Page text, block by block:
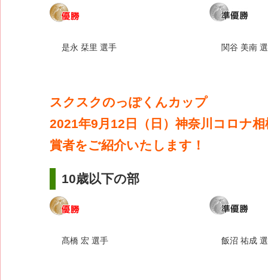
是永 栞里 選手 関谷 美南
スクスクのっぽくんカップ
2021年9月12日（日）神奈川コロナ
賞者をご紹介いたします！
10歳以下の部
髙橋 宏 選手 飯沼 祐成